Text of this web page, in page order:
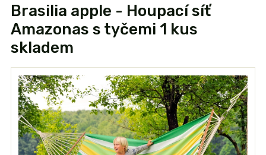
Brasilia apple - Houpací síť
Amazonas s tyčemi 1 kus
skladem